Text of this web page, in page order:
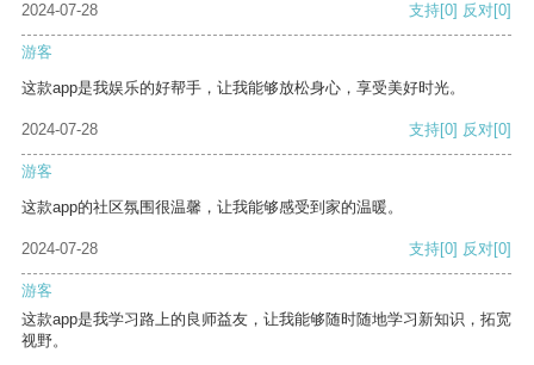
2024-07-28 支持[0] 反对[0]
游客
这款app是我娱乐的好帮手，让我能够放松身心，享受美好时光。
2024-07-28 支持[0] 反对[0]
游客
这款app的社区氛围很温馨，让我能够感受到家的温暖。
2024-07-28 支持[0] 反对[0]
游客
这款app是我学习路上的良师益友，让我能够随时随地学习新知识，拓宽
视野。